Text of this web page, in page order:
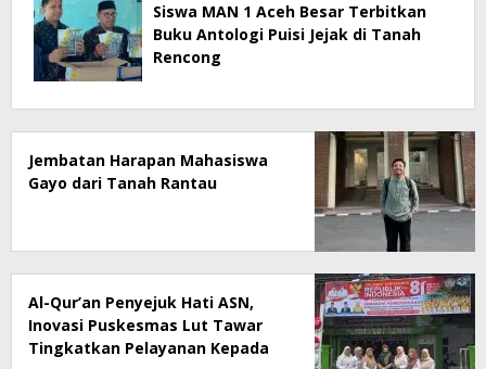
Siswa MAN 1 Aceh Besar Terbitkan
Buku Antologi Puisi Jejak di Tanah
Rencong
Jembatan Harapan Mahasiswa
Gayo dari Tanah Rantau
Al-Qur’an Penyejuk Hati ASN,
Inovasi Puskesmas Lut Tawar
Tingkatkan Pelayanan Kepada